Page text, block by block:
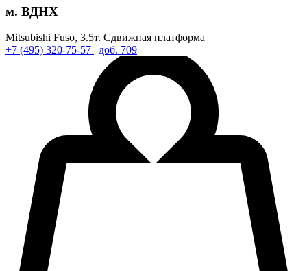
м. ВДНХ
Mitsubishi Fuso, 3.5т. Сдвижная платформа
+7 (495) 320-75-57 | доб. 709